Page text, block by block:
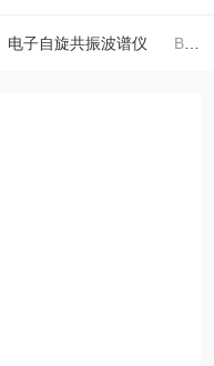
电子自旋共振波谱仪 Bruker- ESR5000Bruker布鲁克台式顺磁共振谱仪ESR5000